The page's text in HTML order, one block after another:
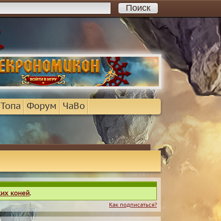
Форум ЧаВо
коней.
Как подписаться?